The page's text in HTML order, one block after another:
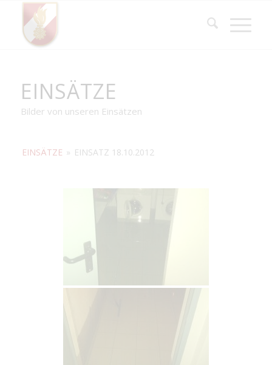
EINSÄTZE
Bilder von unseren Einsätzen
EINSÄTZE » EINSATZ 18.10.2012